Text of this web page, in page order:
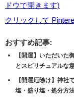
ドウで開きます)
クリックして
おすすめ記事:
【開運】いただいた
とスピリチュアルな
【開運厄除け】神
塩・盛り塩・処分方